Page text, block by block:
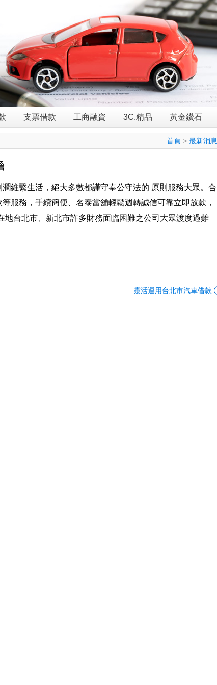
支票借款 工商融資 3C.精品 黃金鑽石
首頁 > 最新消息
維繫生活，絕大多數都謹守奉公守法的 原則服務大眾。合
服務，手續簡便、名泰當舖輕鬆週轉誠信可靠立即放款，
地台北市、新北市許多財務面臨困難之公司大眾渡度過難
靈活運用台北市汽車借款